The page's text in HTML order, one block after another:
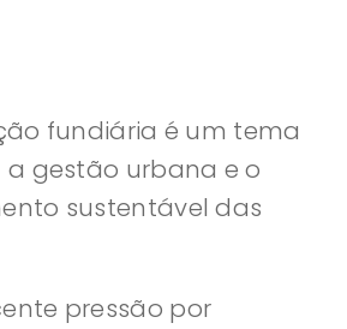
fundiária é um tema
gestão urbana e o
sustentável das
pressão por